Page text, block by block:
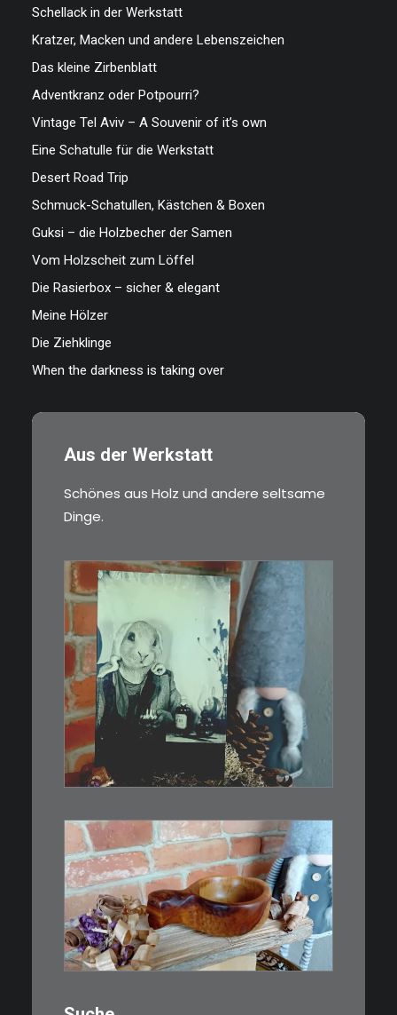
Schellack in der Werkstatt
Kratzer, Macken und andere Lebenszeichen
Das kleine Zirbenblatt
Adventkranz oder Potpourri?
Vintage Tel Aviv – A Souvenir of it’s own
Eine Schatulle für die Werkstatt
Desert Road Trip
Schmuck-Schatullen, Kästchen & Boxen
Guksi – die Holzbecher der Samen
Vom Holzscheit zum Löffel
Die Rasierbox – sicher & elegant
Meine Hölzer
Die Ziehklinge
When the darkness is taking over
Aus der Werkstatt
Schönes aus Holz und andere seltsame
Dinge.
€3,00
Limitierte Auflage. Original:
Abzug von…
€15,00
Ein Holzbecher im Wikinger-Stil.
Inspiriert…